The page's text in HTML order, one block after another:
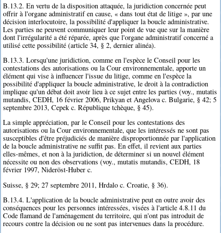
B.13.2. En vertu de la disposition attaquée, la juridiction concernée peut
offrir à l'organe administratif en cause, « dans tout état de litige », par une
décision interlocutoire, la possibilité d'appliquer la boucle administrative.
Les parties ne peuvent communiquer leur point de vue que sur la manière
dont l'irrégularité a été réparée, après que l'organe administratif concerné a
utilisé cette possibilité (article 34, § 2, dernier alinéa).
B.13.3. Lorsqu'une juridiction, comme en l'espèce le Conseil pour les
contestations des autorisations ou la Cour environnementale, apporte un
élément qui vise à influencer l'issue du litige, comme en l'espèce la
possibilité d'appliquer la boucle administrative, le droit à la contradiction
implique qu'un débat doit avoir lieu à ce sujet entre les parties (voy., mutatis
mutandis, CEDH, 16 février 2006, Prikyan et Angelova c. Bulgarie, § 42; 5
septembre 2013, Cepek c. République tchèque, § 45).
La simple appréciation, par le Conseil pour les contestations des
autorisations ou la Cour environnementale, que les intéressés ne sont pas
susceptibles d'être préjudiciés de manière disproportionnée par l'application
de la boucle administrative ne suffit pas. En effet, il revient aux parties
elles-mêmes, et non à la juridiction, de déterminer si un nouvel élément
nécessite ou non des observations (voy., mutatis mutandis, CEDH, 18
février 1997, Nideröst-Huber c.
Suisse, § 29; 27 septembre 2011, Hrdalo c. Croatie, § 36).
B.13.4. L'application de la boucle administrative peut en outre avoir des
conséquences pour les personnes intéressées, visées à l'article 4.8.11 du
Code flamand de l'aménagement du territoire, qui n'ont pas introduit de
recours contre la décision ou ne sont pas intervenues dans la procédure.